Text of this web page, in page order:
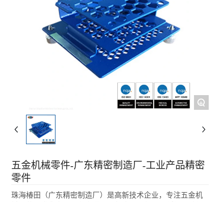
+
五金机械零件-广东精密制造厂-工业产品精密
零件
珠海椿田（广东精密制造厂）是高新技术企业，专注五金机